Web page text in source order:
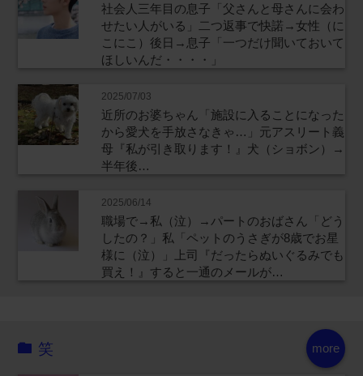
社会人三年目の息子「父さんと母さんに会わ
せたい人がいる」二つ返事で快諾→女性（に
こにこ）後日→息子「一つだけ聞いておいて
ほしいんだ・・・・」
2025/07/03
近所のお婆ちゃん「施設に入ることになった
から愛犬を手放さなきゃ…」元アスリート義
母『私が引き取ります！』犬（ショボン）→
半年後…
2025/06/14
職場で→私（泣）→パートのおばさん「どう
したの？」私「ペットのうさぎが8歳でお星
様に（泣）」上司『だったらぬいぐるみでも
買え！』すると一通のメールが…
more
笑